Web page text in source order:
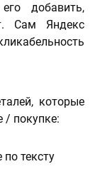
добавить,
Сам Яндекс
которые
/ покупке: